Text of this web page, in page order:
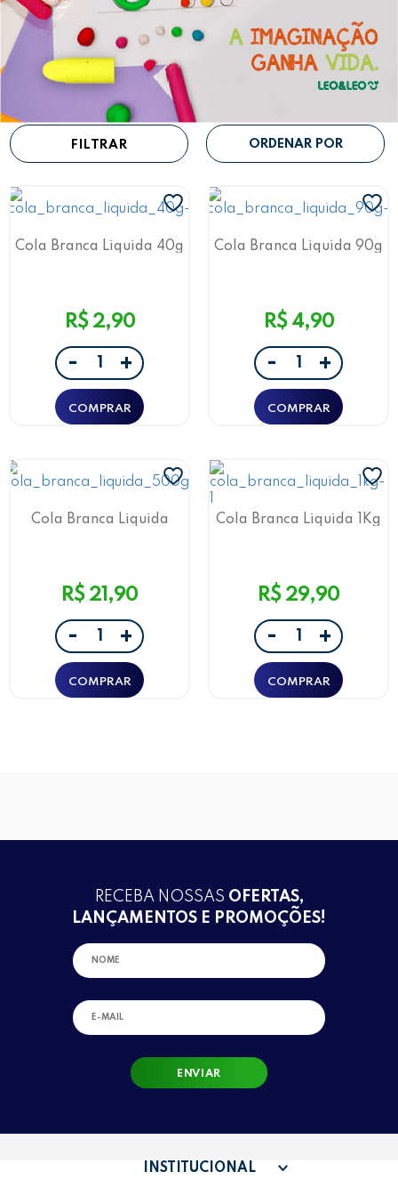
FILTRAR
Cola Branca Liquida 40g
R$ 2,90
- +
Cola Branca Liquida 90g
R$ 4,90
- +
Cola Branca Liquida
R$ 21,90
- +
Cola Branca Liquida 1Kg
R$ 29,90
- +
RECEBA NOSSAS OFERTAS,
LANÇAMENTOS E PROMOÇÕES!
ENVIAR
INSTITUCIONAL